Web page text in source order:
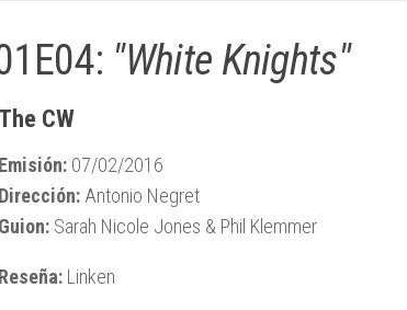
"White Knights"
The CW
Emisión:07/02/2016
Dirección:Antonio Negret
Guion:Sarah Nicole Jones & Phil Klemmer
Reseña:Linken